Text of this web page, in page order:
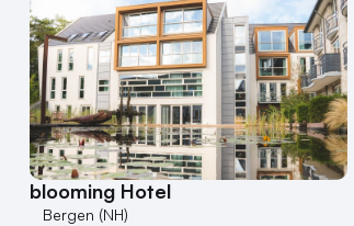
blooming Hotel
Bergen (NH)